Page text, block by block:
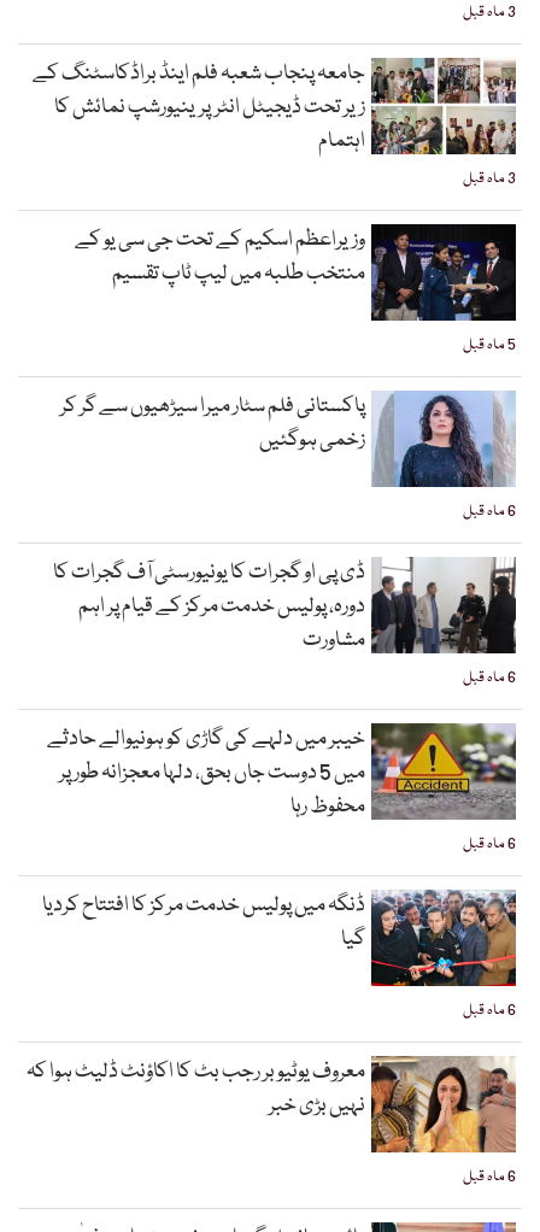
3 ماہ قبل
3 ماہ قبل
جامعہ پنجاب شعبہ فلم اینڈ براڈکاسٹنگ کے
زیر تحت ڈیجیٹل انٹرپرینیورشپ نمائش کا
اہتمام
5 ماہ قبل
وزیراعظم اسکیم کے تحت جی سی یو کے
منتخب طلبہ میں لیپ ٹاپ تقسیم
6 ماہ قبل
پاکستانی فلم سٹار میرا سیڑھیوں سے گر کر
زخمی ہوگئیں
6 ماہ قبل
ڈی پی او گجرات کا یونیورسٹی آف گجرات کا
دورہ، پولیس خدمت مرکز کے قیام پر اہم
مشاورت
6 ماہ قبل
خیبر میں دلہے کی گاڑی کو ہونیوالے حادثے
میں 5 دوست جاں بحق، دلہا معجزانہ طور پر
محفوظ رہا
6 ماہ قبل
ڈنگہ میں پولیس خدمت مرکز کا افتتاح کردیا
گیا
6 ماہ قبل
معروف یوٹیوبر رجب بٹ کا اکاؤنٹ ڈلیٹ ہوا کہ
نہیں بڑی خبر